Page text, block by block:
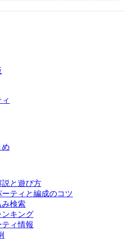
め
と遊び方
ティと編成のコツ
検索
ンキング
ィ情報